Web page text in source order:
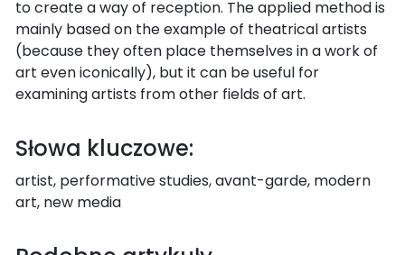
to create a way of reception. The applied method is
mainly based on the example of theatrical artists
(because they often place themselves in a work of
art even iconically), but it can be useful for
examining artists from other fields of art.
Słowa kluczowe:
artist, performative studies, avant-garde, modern
art, new media